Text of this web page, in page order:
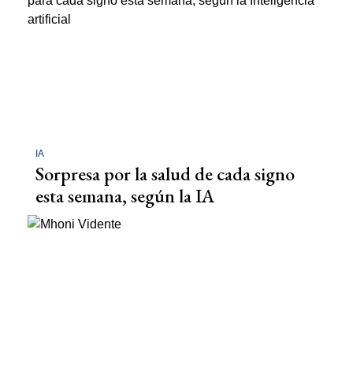
IA
Sorpresa por la salud de cada signo
esta semana, según la IA